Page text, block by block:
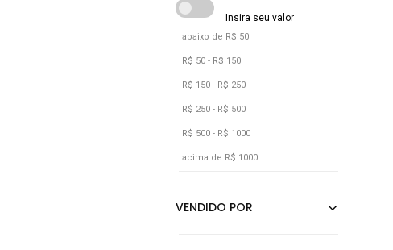
abaixo de R$ 50
R$ 50 - R$ 150
R$ 150 - R$ 250
R$ 250 - R$ 500
R$ 500 - R$ 1000
acima de R$ 1000